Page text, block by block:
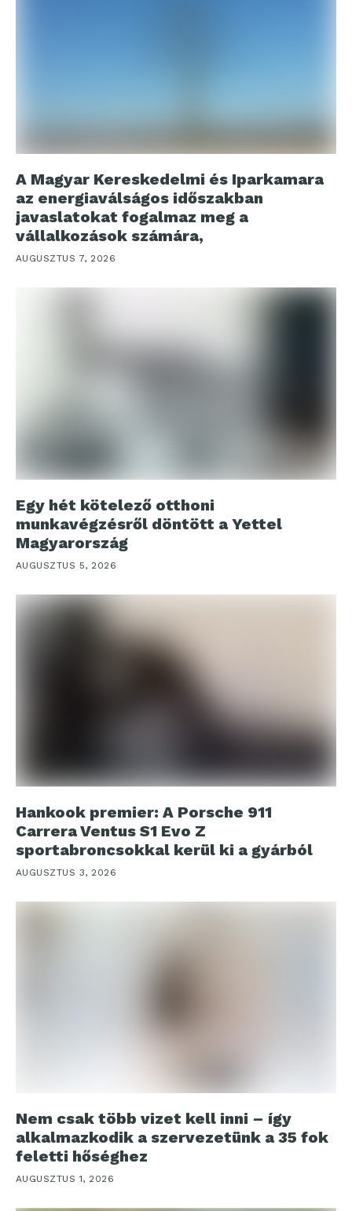
A Magyar Kereskedelmi és Iparkamara
az energiaválságos időszakban
javaslatokat fogalmaz meg a
vállalkozások számára,
AUGUSZTUS 7, 2026
Egy hét kötelező otthoni
munkavégzésről döntött a Yettel
Magyarország
AUGUSZTUS 5, 2026
Hankook premier: A Porsche 911
Carrera Ventus S1 Evo Z
sportabroncsokkal kerül ki a gyárból
AUGUSZTUS 3, 2026
Nem csak több vizet kell inni – így
alkalmazkodik a szervezetünk a 35 fok
feletti hőséghez
AUGUSZTUS 1, 2026